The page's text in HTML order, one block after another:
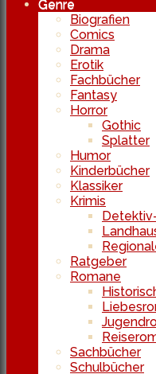
Genre
Biografien
Comics
Drama
Erotik
Fachbücher
Fantasy
Horror
Gothic
Splatter
Humor
Kinderbücher
Klassiker
Krimis
Ratgeber
Romane
Sachbücher
Schulbücher